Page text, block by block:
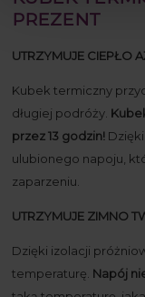
PREZENT
UTRZYMUJE CIEPŁO
Kubek termiczny
długiej podróży.
przez 13 godzin!
ulubionego napoju,
zaparzeniu.
UTRZYMUJE ZIMNO
Dzięki izolacji
temperaturę. Napój